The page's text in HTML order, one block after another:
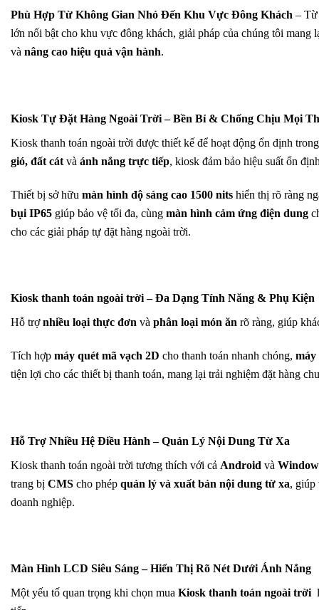
Phù Hợp Từ Không Gian Nhỏ Đến Khu Vực Đông Khách – Từ
lớn nổi bật cho khu vực đông khách, giải pháp của chúng tôi mang
và nâng cao hiệu quả vận hành.
Kiosk Tự Đặt Hàng Ngoài Trời – Bền Bỉ & Chống Chịu Mọi
Kiosk thanh toán ngoài trời được thiết kế để hoạt động ổn định
gió, đất cát và ánh nắng trực tiếp, kiosk đảm bảo hiệu suất ổn
Thiết bị sở hữu màn hình độ sáng cao 1500 nits hiển thị rõ ràng
bụi IP65 giúp bảo vệ tối đa, cùng màn hình cảm ứng điện dung
cho các giải pháp tự đặt hàng ngoài trời.
Kiosk thanh toán ngoài trời – Đa Dạng Tính Năng & Phụ Kiện
Hỗ trợnhiều loại thực đơn và phân loại món ăn rõ ràng, giúp
Tích hợp máy quét mã vạch 2D cho thanh toán nhanh chóng, máy
tiện lợi cho các thiết bị thanh toán, mang lại trải nghiệm đặt hàng
Hỗ Trợ Nhiều Hệ Điều Hành – Quản Lý Nội Dung Từ Xa
Kiosk thanh toán ngoài trời tương thích với cả Android và
trang bị CMS cho phép quản lý và xuất bản nội dung từ xa, giúp
doanh nghiệp.
Màn Hình LCD Siêu Sáng – Hiển Thị Rõ Nét Dưới Ánh Nắng
Một yếu tố quan trọng khi chọn mua Kiosk thanh toán ngoài trời